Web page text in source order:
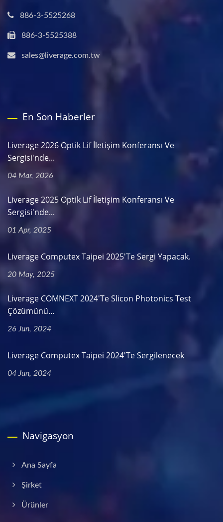
886-3-5525268
886-3-5525388
sales@liverage.com.tw
En Son Haberler
Liverage 2026 Optik Lif İletişim Konferansı Ve
Sergisi'nde...
04 Mar, 2026
Liverage 2025 Optik Lif İletişim Konferansı Ve
Sergisi'nde...
01 Apr, 2025
Liverage Computex Taipei 2025'te Sergi Yapacak.
20 May, 2025
Liverage COMNEXT 2024'te Slicon Photonics Test
Çözümünü...
26 Jun, 2024
Liverage Computex Taipei 2024'te Sergilenecek
04 Jun, 2024
Navigasyon
Ana Sayfa
Şirket
Ürünler